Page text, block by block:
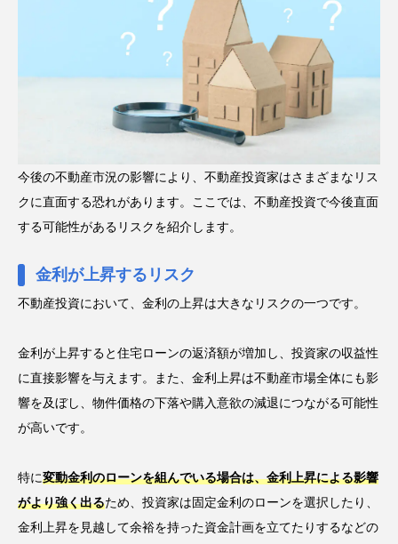
今後の不動産市況の影響により、不動産投資家はさまざまなリス
クに直面する恐れがあります。ここでは、不動産投資で今後直面
する可能性があるリスクを紹介します。
金利が上昇するリスク
不動産投資において、金利の上昇は大きなリスクの一つです。
金利が上昇すると住宅ローンの返済額が増加し、投資家の収益性
に直接影響を与えます。また、金利上昇は不動産市場全体にも影
響を及ぼし、物件価格の下落や購入意欲の減退につながる可能性
が高いです。
特に変動金利のローンを組んでいる場合は、金利上昇による影響
がより強く出るため、投資家は固定金利のローンを選択したり、
金利上昇を見越して余裕を持った資金計画を立てたりするなどの